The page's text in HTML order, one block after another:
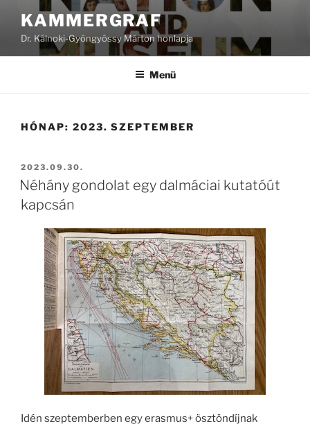
Tartalomhoz
KAMMERGRAF
Dr. Kálnoki-Gyöngyössy Márton honlapja
Menü
HÓNAP: 2023. SZEPTEMBER
BEKÜLDVE:
2023.09.30.
Néhány gondolat egy dalmáciai kutatóút
kapcsán
Idén szeptemberben egy erasmus+ ösztöndíjnak